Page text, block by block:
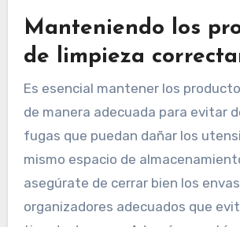
Manteniendo los
de limpieza
Es esencial mantener los
de manera adecuada para evitar
fugas que puedan dañar los
mismo espacio de
asegúrate de cerrar bien los
organizadores adecuados que